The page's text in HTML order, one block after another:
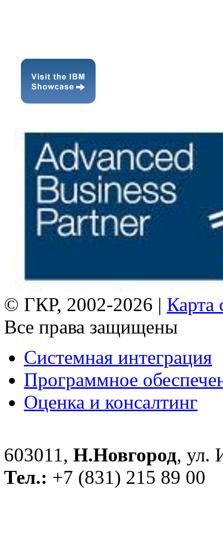
© ГКР, 2002-2026 | Карта
Все права защищены
Системная интеграция
Программное
Оценка и консалтинг
603011, Н.Новгород, ул.
Тел.: +7 (831) 215 89 00